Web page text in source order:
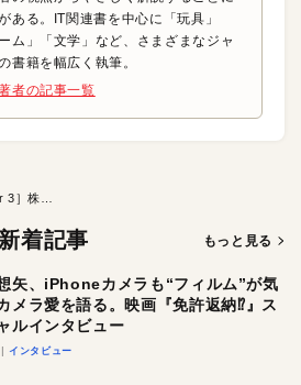
ある。IT関連書を中心に「玩具」
ーム」「文学」など、さまざまなジャ
書籍を幅広く執筆。
者の記事一覧
着記事 もっと見る
矢、iPhoneカメラも“フィルム”が気
メラ愛を語る。映画『免許返納⁉︎』ス
ルインタビュー
インタビュー